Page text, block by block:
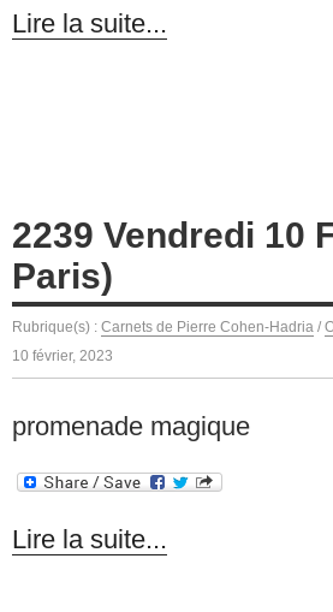
Lire la suite...
2239 Vendredi 10
Paris)
Rubrique(s) : Carnets de Pierre Cohen-Hadria /
10 février, 2023
promenade magique
Lire la suite...